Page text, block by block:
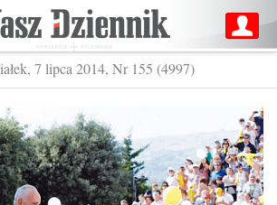
7 lipca 2014, Nr 155 (4997)